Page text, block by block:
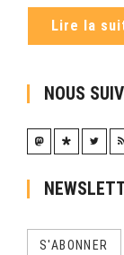
Lire la
NOUS
S'ABONNER